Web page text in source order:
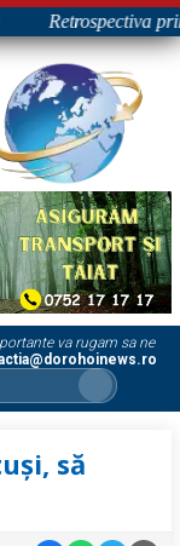
Retrospectiva
va rugam sa ne
să